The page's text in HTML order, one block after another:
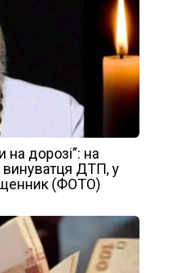
дорозі”: на
винуватця ДТП, у
(ФОТО)